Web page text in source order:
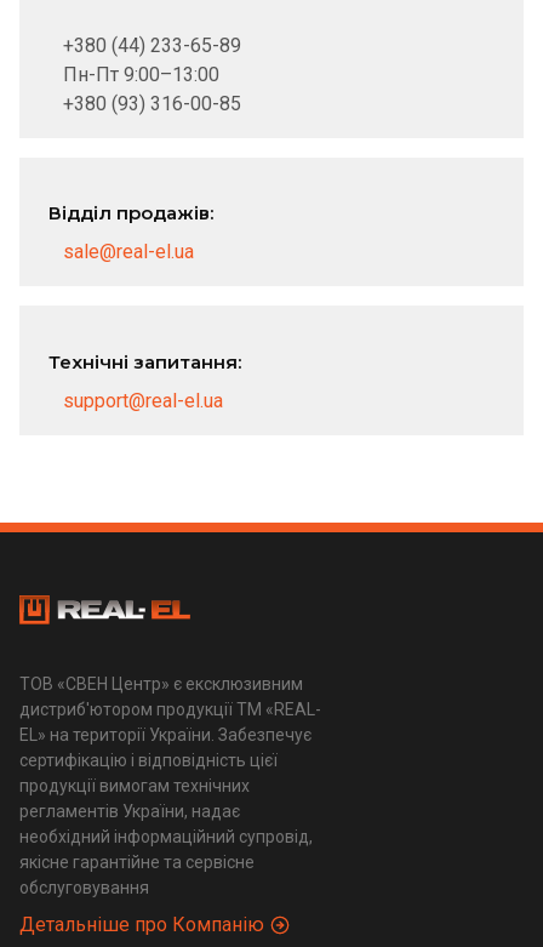
+380 (44) 233-65-89
Пн-Пт 9:00–13:00
+380 (93) 316-00-85
Відділ продажів:
sale@real-el.ua
Технічні запитання:
support@real-el.ua
ТОВ «СВЕН Центр» є ексклюзивним
дистриб'ютором продукції ТМ «REAL-
EL» на території України. Забезпечує
сертифікацію і відповідність цієї
продукції вимогам технічних
регламентів України, надає
необхідний інформаційний супровід,
якісне гарантійне та сервісне
обслуговування
Детальніше про Компанію